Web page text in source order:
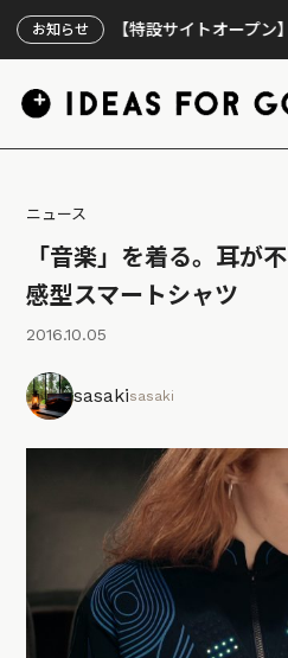
お知らせ
【特設サイトオープン】映画
ニュース
「音楽」を着る。耳が
感型スマートシャツ
2016.10.05
sasakisasaki